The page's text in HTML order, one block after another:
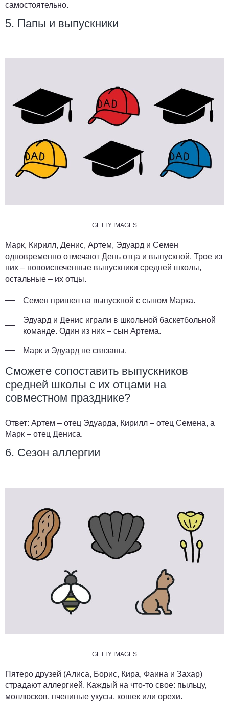
самостоятельно.
5. Папы и выпускники
GETTY IMAGES
Марк, Кирилл, Денис, Артем, Эдуард и Семен
одновременно отмечают День отца и выпускной. Трое из
них – новоиспеченные выпускники средней школы,
остальные – их отцы.
Семен пришел на выпускной с сыном Марка.
Эдуард и Денис играли в школьной баскетбольной
команде. Один из них – сын Артема.
Марк и Эдуард не связаны.
Сможете сопоставить выпускников
средней школы с их отцами на
совместном празднике?
Ответ: Артем – отец Эдуарда, Кирилл – отец Семена, а
Марк – отец Дениса.
6. Сезон аллергии
GETTY IMAGES
Пятеро друзей (Алиса, Борис, Кира, Фаина и Захар)
страдают аллергией. Каждый на что-то свое: пыльцу,
моллюсков, пчелиные укусы, кошек или орехи.